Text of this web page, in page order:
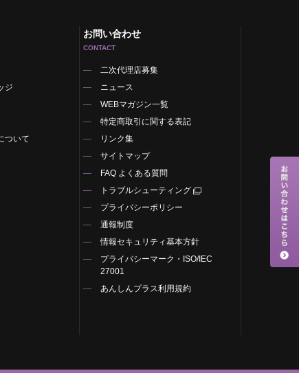
ジ
ついて
お問い合わせ
CONTACT
二次代理店募集
ニュース
WEBマガジン一覧
特定商取引に関する表記
リンク集
サイトマップ
FAQ よくある質問
トラブルシューティング
プライバシーポリシー
通報制度
情報セキュリティ基本方針
プライバシーマーク・ISO/IEC
27001
あんしんプラス利用規約